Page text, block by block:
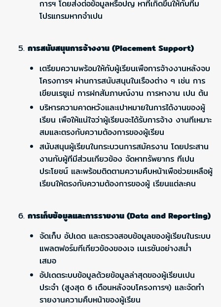
การฯ โดยส่งต่อข้อมูลหรือปญ หาทีเกิดขึนให้กับทีม
โปรแกรมหากจำเปน
การสนับสนุนการจ้างงาน (Placement Support)
เตรียมความพร้อมให้กับผู้เรียนเพือการจ้างงานหลังจบ
โครงการฯ ผ่านการสนับสนุนในเรืองต่าง ๆ เช่น การ
เขียนเรซูเม่ การฝกสัมภาษณ์งาน การหางาน เปน ต้น
บริหารความคาดหวังและเปาหมายในการได้งานของผู้
เรียน เพือให้แน่ใจว่าผู้เรียนจะได้รับการจ้าง งานทีเหมาะ
สมและตรงกับความต้องการของผู้เรียน
สนับสนุนผู้เรียนในกระบวนการสมัครงาน โดยประสาน
งานกับผู้ทีมีส่วนเกียวข้อง จัดหาทรัพยากร ทีเปน
ประโยชน์ และพร้อมติดตามความคืบหน้าเพือช่วยเหลือผู้
เรียนให้ตรงกับความต้องการของผู้ เรียนแต่ละคน
การเก็บข้อมูลและการรายงาน (Data and Reporting)
จัดเก็บ อัปเดต และตรวจสอบข้อมูลของผู้เรียนในระบบ
แพลตฟอร์มทีเกียวข้องของเจ เนเรชันอย่างสม่ำ
เสมอ
อัปเดตระบบข้อมูลด้วยข้อมูลล่าสุดของผู้เรียนเปน
ประจำ (สูงสุด 6 เดือนหลังจบโครงการฯ) และจัดทำ
รายงานความคืบหน้าของผู้เรียน